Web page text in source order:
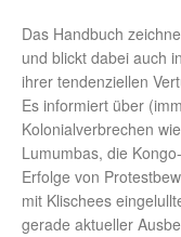
Das Handbuch
und blickt dabei auch
ihrer tendenziellen
Es informiert über
Kolonialverbrechen
Lumumbas, die
Erfolge von
mit Klischees
gerade aktueller